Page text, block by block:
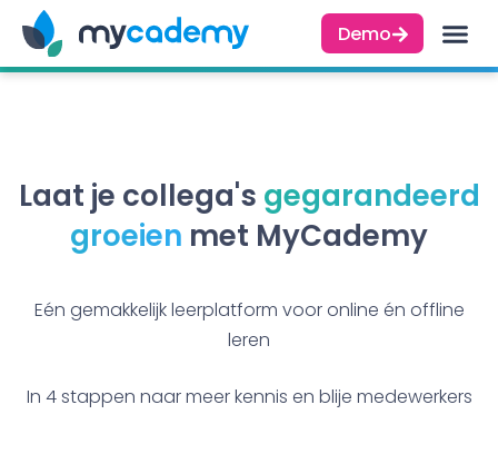
Demo
Laat je collega's gegarandeerd
groeien met MyCademy
Eén gemakkelijk leerplatform voor online én offline
leren
In 4 stappen naar meer kennis en blije medewerkers